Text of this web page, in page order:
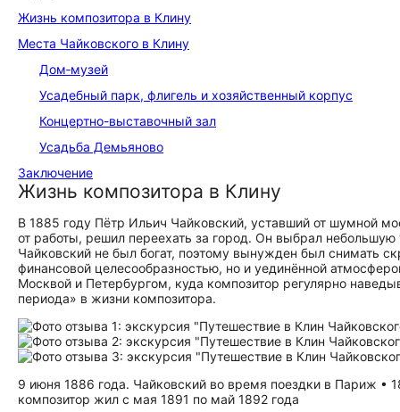
Жизнь композитора в Клину
Места Чайковского в Клину
Дом‑музей
Усадебный парк, флигель и хозяйственный корпус
Концертно-выставочный зал
Усадьба Демьяново
Заключение
Жизнь композитора в Клину
В 1885 году Пётр Ильич Чайковский, уставший от шумной
от работы, решил переехать за город. Он выбрал небольшую
Чайковский не был богат, поэтому вынужден был снимать
финансовой целесообразностью, но и уединённой
Москвой и Петербургом, куда композитор регулярно
периода» в жизни композитора.
9 июня 1886 года. Чайковский во время поездки в Париж •
композитор жил с мая 1891 по май 1892 года